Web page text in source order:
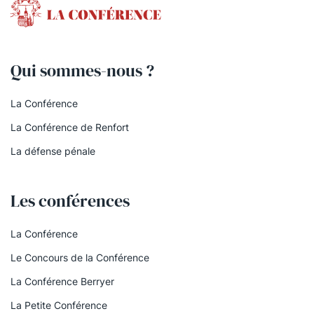
Qui sommes-nous ?
La Conférence
La Conférence de Renfort
La défense pénale
Les conférences
La Conférence
Le Concours de la Conférence
La Conférence Berryer
La Petite Conférence